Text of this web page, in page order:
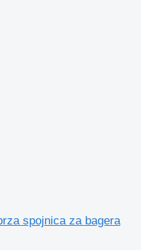
spojnica za bagera